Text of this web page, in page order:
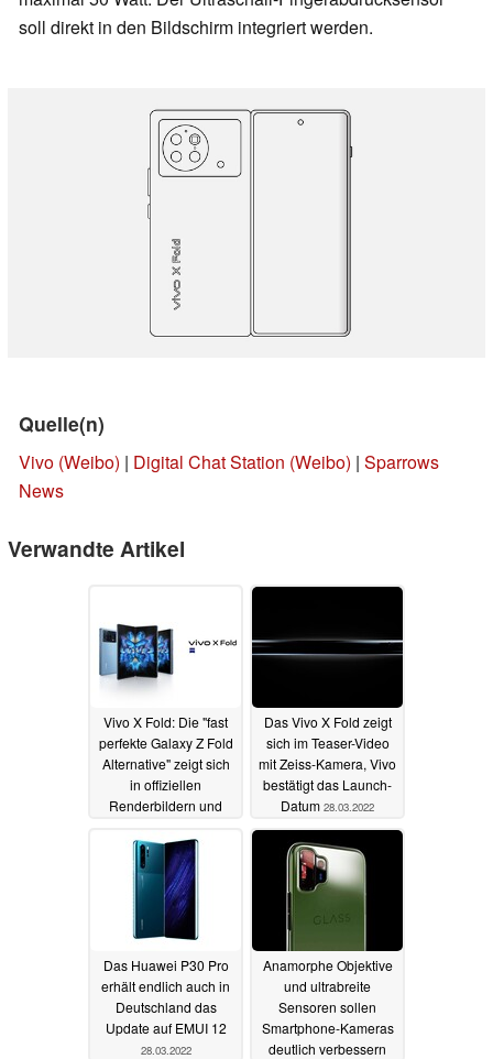
soll direkt in den Bildschirm integriert werden.
Quelle(n)
Vivo (Weibo) | Digital Chat Station (Weibo) | Sparrows
News
Verwandte Artikel
Vivo X Fold: Die "fast
perfekte Galaxy Z Fold
Alternative" zeigt sich
in offiziellen
Renderbildern und
Das Vivo X Fold zeigt
sich im Teaser-Video
mit Zeiss-Kamera, Vivo
bestätigt das Launch-
Datum 28.03.2022
Das Huawei P30 Pro
erhält endlich auch in
Deutschland das
Update auf EMUI 12
28.03.2022
Anamorphe Objektive
und ultrabreite
Sensoren sollen
Smartphone-Kameras
deutlich verbessern